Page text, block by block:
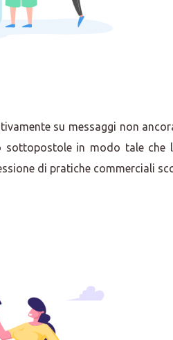
su messaggi non
in modo tale che
di pratiche commerciali